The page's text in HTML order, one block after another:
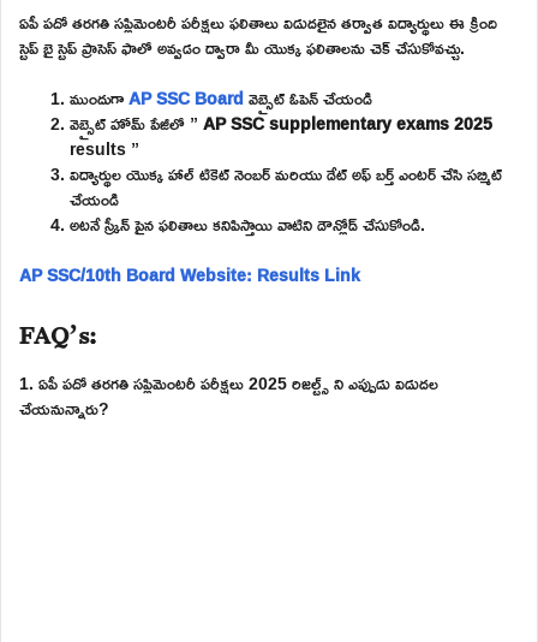
ఏపీ పదో తరగతి సప్లిమెంటరీ పరీక్షలు ఫలితాలు విడుదలైన తర్వాత విద్యార్థులు ఈ క్రింది
స్టెప్ బై స్టెప్ ప్రాసెస్ ఫాలో అవ్వడం ద్వారా మీ యొక్క ఫలితాలను చెక్ చేసుకోవచ్చు.
ముందుగాAP SSC Boardవెబ్సైట్ ఓపెన్ చేయండి
వెబ్సైట్ హోమ్ పేజీలో ”AP SSC supplementary exams 2025
results ”
విద్యార్థుల యొక్క హాల్ టికెట్ నెంబర్ మరియు డేట్ అఫ్ బర్త్ ఎంటర్ చేసి సబ్మిట్
చేయండి
అటనే స్క్రీన్ పైన ఫలితాలు కనిపిస్తాయి వాటిని డౌన్లోడ్ చేసుకోండి.
AP SSC/10th Board Website: Results Link
FAQ’s:
1. ఏపీ పదో తరగతి సప్లిమెంటరీ పరీక్షలు 2025 రిజల్ట్స్ ని ఎప్పుడు విడుదల
చేయనున్నారు?